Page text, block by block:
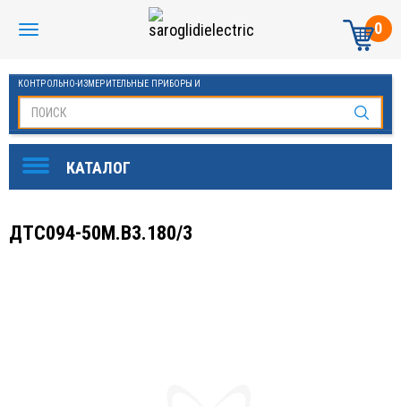
0
КОНТРОЛЬНО-ИЗМЕРИТЕЛЬНЫЕ ПРИБОРЫ И
ДТС094-50М.В3.180/3